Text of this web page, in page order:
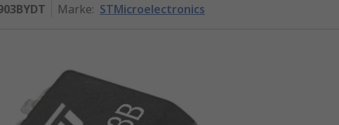
Marke: STMicroelectronics